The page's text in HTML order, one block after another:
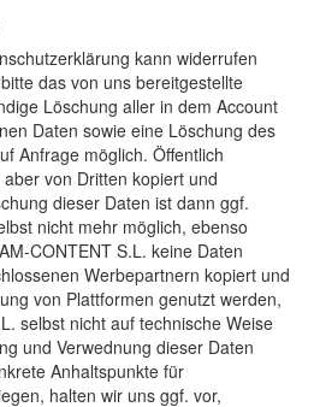
kann widerrufen
das von uns bereitgestellte
Löschung aller in dem Account
Daten sowie eine Löschung des
Anfrage möglich. Öffentlich
von Dritten kopiert und
dieser Daten ist dann ggf.
nicht mehr möglich, ebenso
CONTENT S.L. keine Daten
Werbepartnern kopiert und
von Plattformen genutzt werden,
selbst nicht auf technische Weise
und Verwednung dieser Daten
Anhaltspunkte für
halten wir uns ggf. vor,